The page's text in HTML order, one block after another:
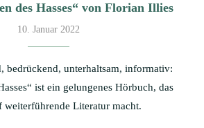
des Hasses“ von Florian Illies
10. Januar 2022
bedrückend, unterhaltsam, informativ:
ist ein gelungenes Hörbuch, das
weiterführende Literatur macht.